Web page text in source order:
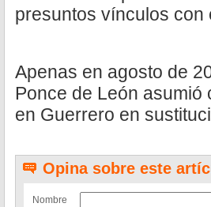
presuntos vínculos con
Apenas en agosto de
Ponce de León
en Guerrero en
Opina sobre este
Nombre